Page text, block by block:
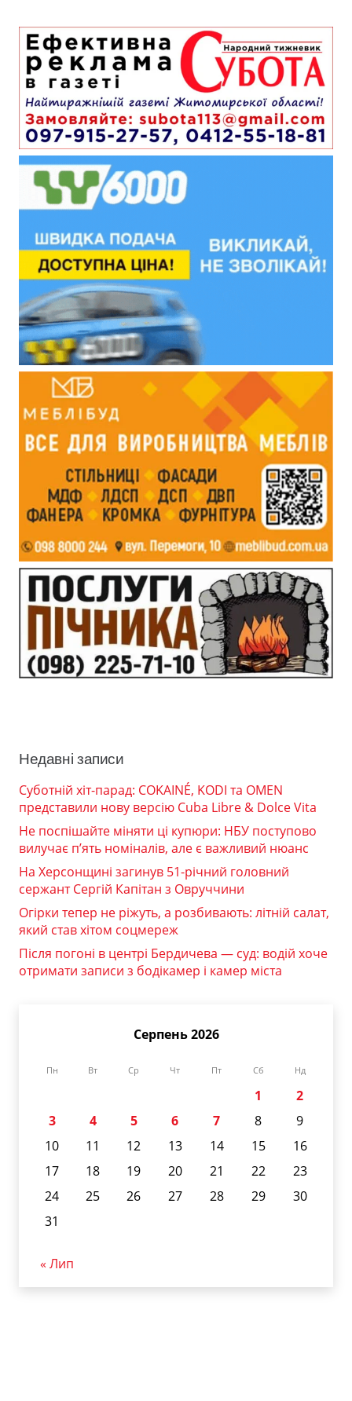
Недавні записи
Суботній хіт-парад: COKAINÉ, KODI та OMEN
представили нову версію Cuba Libre & Dolce Vita
Не поспішайте міняти ці купюри: НБУ поступово
вилучає п’ять номіналів, але є важливий нюанс
На Херсонщині загинув 51-річний головний
сержант Сергій Капітан з Овруччини
Огірки тепер не ріжуть, а розбивають: літній салат,
який став хітом соцмереж
Після погоні в центрі Бердичева — суд: водій хоче
отримати записи з бодікамер і камер міста
Серпень 2026
Пн Вт Ср Чт Пт Сб Нд
1
2
3
4 5 6 7 8
9
10
11 12 13 14 15
16
17
18 19 20 21 22
23
24
25 26 27 28 29
30
31
« Лип